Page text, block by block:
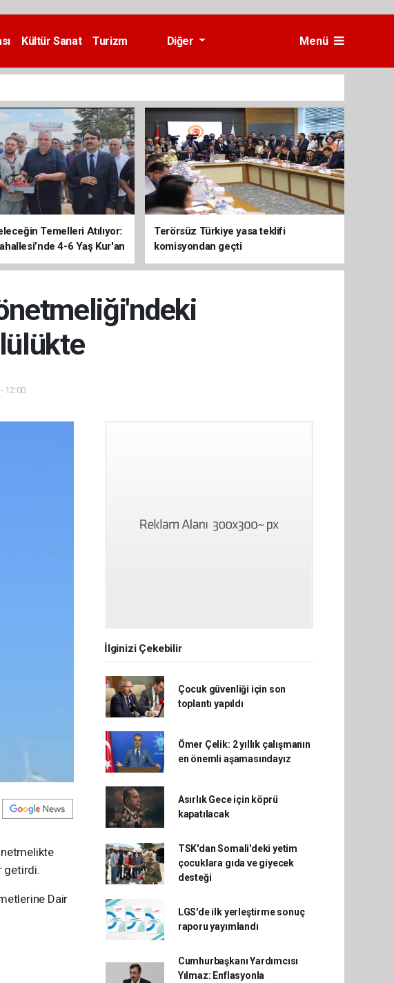
Kültür Sanat
Turizm
Diğer Menü
Temelleri Atılıyor:
4-6 Yaş Kur'an
Başladı
Terörsüz Türkiye yasa teklifi
komisyondan geçti
12:00
getirdi.
Dair
İlginizi Çekebilir
Çocuk güvenliği için son
toplantı yapıldı
Ömer Çelik: 2 yıllık çalışmanın
en önemli aşamasındayız
Asırlık Gece için köprü
kapatılacak
TSK'dan Somali'deki yetim
çocuklara gıda ve giyecek
desteği
LGS'de ilk yerleştirme sonuç
raporu yayımlandı
Cumhurbaşkanı Yardımcısı
Yılmaz: Enflasyonla